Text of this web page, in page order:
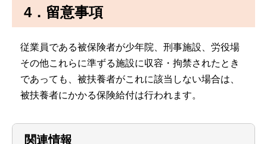
4．留意事項
従業員である被保険者が少年院、刑事施設、労役場
その他これらに準ずる施設に収容・拘禁されたとき
であっても、被扶養者がこれに該当しない場合は、
被扶養者にかかる保険給付は行われます。
関連情報